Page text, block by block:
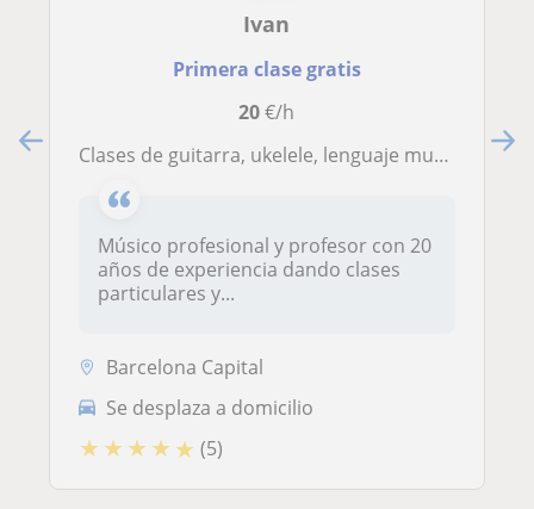
Ivan
Primera clase gratis
20€/h
Clases de guitarra, ukelele, lenguaje musical y armonía aplicada e improvisación todos los niveles presenciales o online
Músico profesional y profesor con 20
años de experiencia dando clases
particulares y...
Barcelona Capital
Se desplaza a domicilio
★ ★ ★ ★ ★ (5)